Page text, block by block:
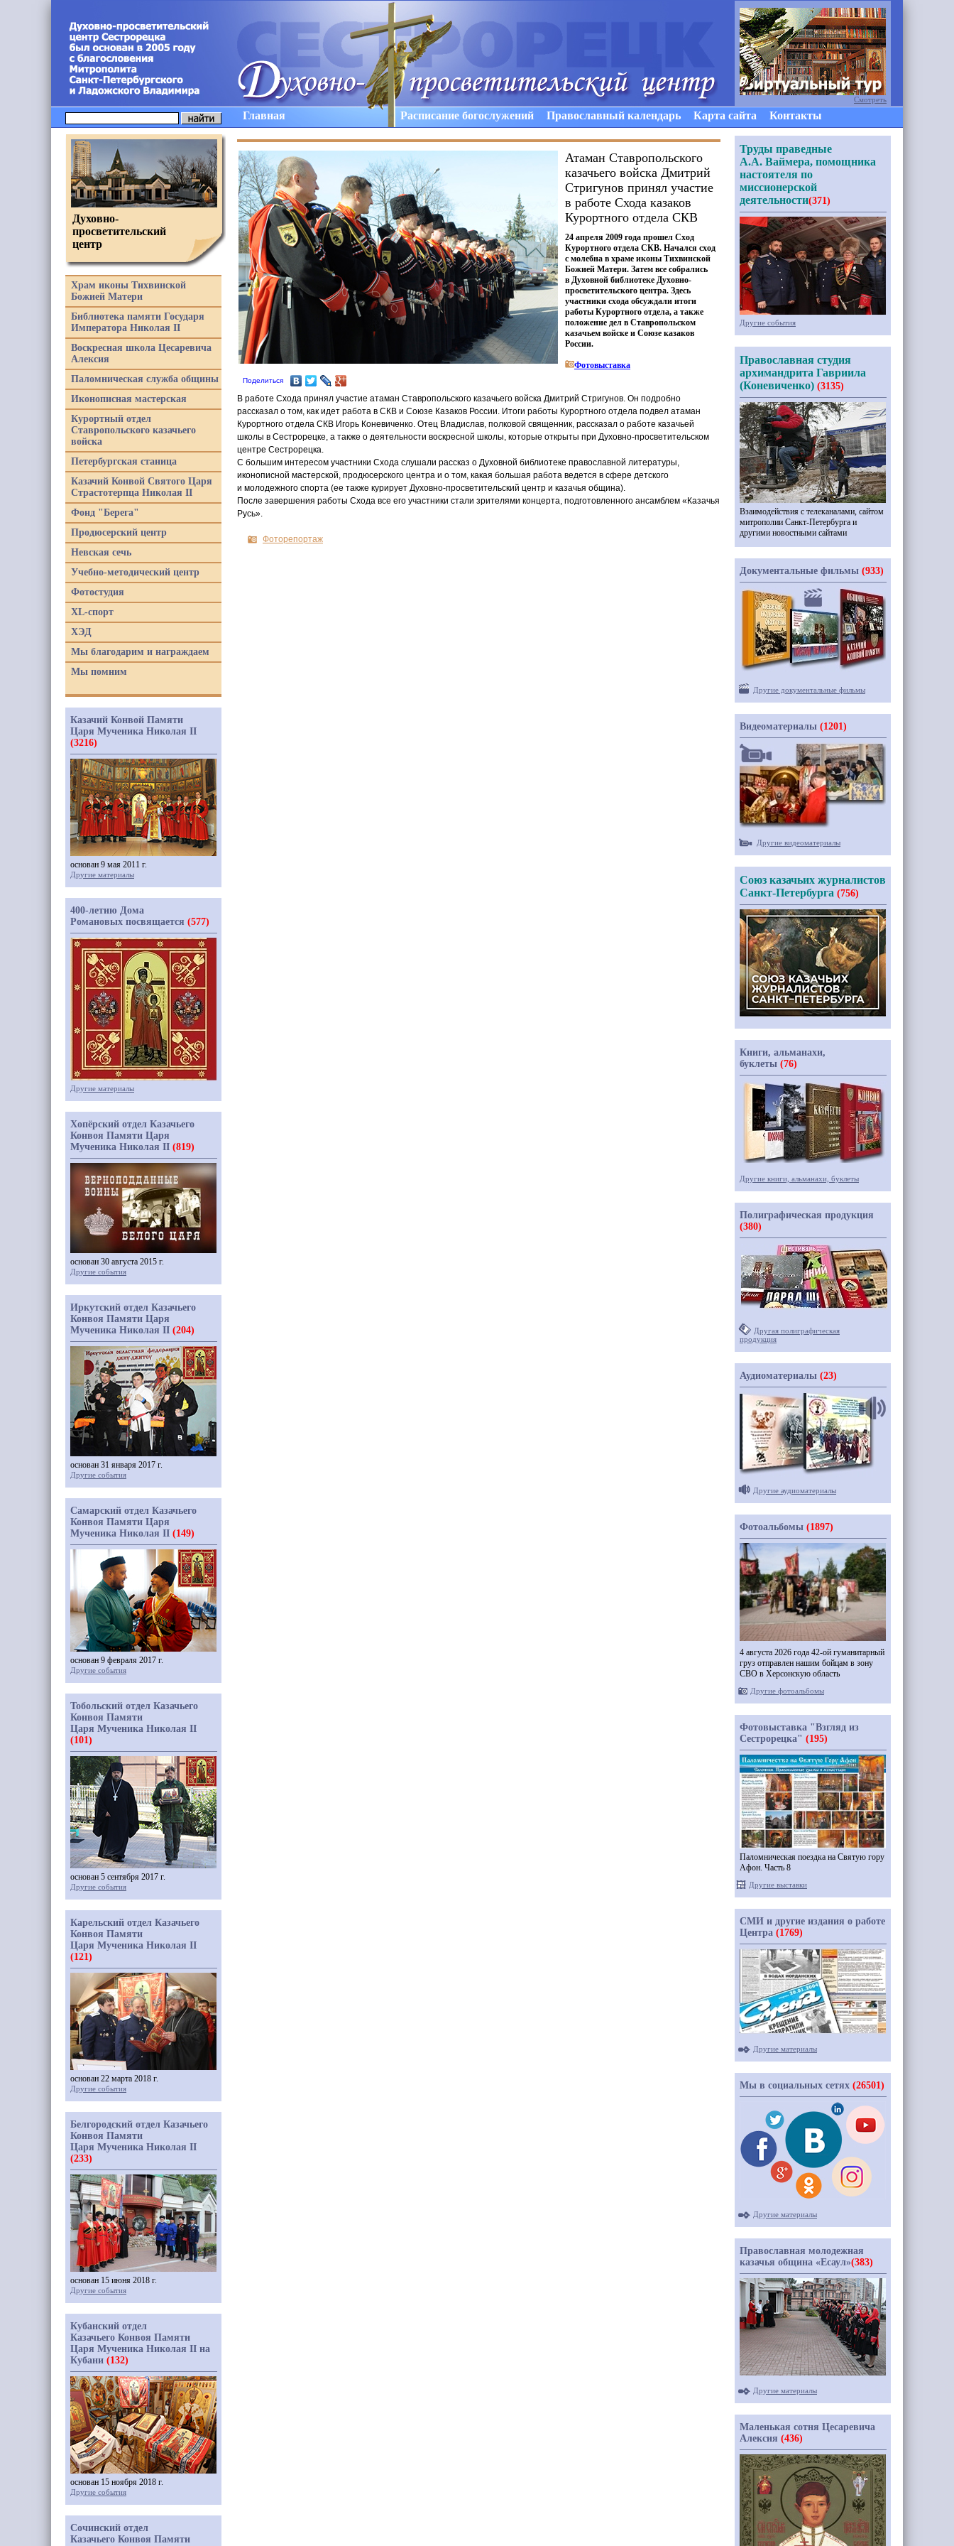
Главная Расписание богослужений Православный календарь Карта сайта Контакты
Поделиться
Атаман Ставропольского
казачьего войска Дмитрий
Стригунов принял участие
в работе Схода казаков
Курортного отдела СКВ
24 апреля 2009 года прошел Сход
Курортного отдела СКВ. Начался сход
с молебна в храме иконы Тихвинской
Божией Матери. Затем все собрались
в Духовной библиотеке Духовно-
просветительского центра. Здесь
участники схода обсуждали итоги
работы Курортного отдела, а также
положение дел в Ставропольском
казачьем войске и Союзе казаков
России.
Фотовыставка
В работе Схода принял участие атаман Ставропольского казачьего войска Дмитрий Стригунов. Он подробно
рассказал о том, как идет работа в СКВ и Союзе Казаков России. Итоги работы Курортного отдела подвел атаман
Курортного отдела СКВ Игорь Коневиченко. Отец Владислав, полковой священник, рассказал о работе казачьей
школы в Сестрорецке, а также о деятельности воскресной школы, которые открыты при Духовно-просветительском
центре Сестрорецка.
С большим интересом участники Схода слушали рассказ о Духовной библиотеке православной литературы,
иконописной мастерской, продюсерского центра и о том, какая большая работа ведется в сфере детского
и молодежного спорта (ее также курирует Духовно-просветительский центр и казачья община).
После завершения работы Схода все его участники стали зрителями концерта, подготовленного ансамблем « Казачья
Русь».
Фоторепортаж
Духовно-
просветительский
центр
Храм иконы Тихвинской
Божией Матери
Библиотека памяти Государя
Императора Николая II
Воскресная школа Цесаревича
Алексия
Паломническая служба общины
Иконописная мастерская
Курортный отдел
Ставропольского казачьего
войска
Петербургская станица
Казачий Конвой Святого Царя
Страстотерпца Николая II
Фонд "Берега"
Продюсерский центр
Невская сечь
Учебно-методический центр
Фотостудия
XL-спорт
ХЭД
Мы благодарим и награждаем
Мы помним
Казачий Конвой Памяти
Царя Мученика Николая II
(3216)
основан 9 мая 2011 г.
Другие материалы
400-летию Дома
Романовых посвящается (577)
Другие материалы
Хопёрский отдел Казачьего
Конвоя Памяти Царя
Мученика Николая II (819)
основан 30 августа 2015 г.
Другие события
Иркутский отдел Казачьего
Конвоя Памяти Царя
Мученика Николая II (204)
основан 31 января 2017 г.
Другие события
Самарский отдел Казачьего
Конвоя Памяти Царя
Мученика Николая II (149)
основан 9 февраля 2017 г.
Другие события
Тобольский отдел Казачьего
Конвоя Памяти
Царя Мученика Николая II
(101)
основан 5 сентября 2017 г.
Другие события
Карельский отдел Казачьего
Конвоя Памяти
Царя Мученика Николая II
(121)
основан 22 марта 2018 г.
Другие события
Белгородский отдел Казачьего
Конвоя Памяти
Царя Мученика Николая II
(233)
основан 15 июня 2018 г.
Другие события
Кубанский отдел
Казачьего Конвоя Памяти
Царя Мученика Николая II на
Кубани (132)
основан 15 ноября 2018 г.
Другие события
Сочинский отдел
Казачьего Конвоя Памяти
Смотреть
Труды праведные
А.А. Ваймера, помощника
настоятеля по
миссионерской
деятельности(371)
Другие события
Православная студия
архимандрита Гавриила
(Коневиченко) (3135)
Взаимодействия с телеканалами, сайтом
митрополии Санкт-Петербурга и
другими новостными сайтами
Документальные фильмы (933)
Другие документальные фильмы
Видеоматериалы (1201)
Другие видеоматериалы
Союз казачьих журналистов
Санкт-Петербурга (756)
Книги, альманахи,
буклеты (76)
Другие книги, альманахи, буклеты
Полиграфическая продукция
(380)
Другая полиграфическая
продукция
Аудиоматериалы (23)
Другие аудиоматериалы
Фотоальбомы (1897)
4 августа 2026 года 42-ой гуманитарный
груз отправлен нашим бойцам в зону
СВО в Херсонскую область
Другие фотоальбомы
Фотовыставка "Взгляд из
Сестрорецка" (195)
Паломническая поездка на Святую гору
Афон. Часть 8
Другие выставки
СМИ и другие издания о работе
Центра (1769)
Другие материалы
Мы в социальных сетях (26501)
Другие материалы
Православная молодежная
казачья община «Есаул»(383)
Другие материалы
Маленькая сотня Цесаревича
Алексия (436)